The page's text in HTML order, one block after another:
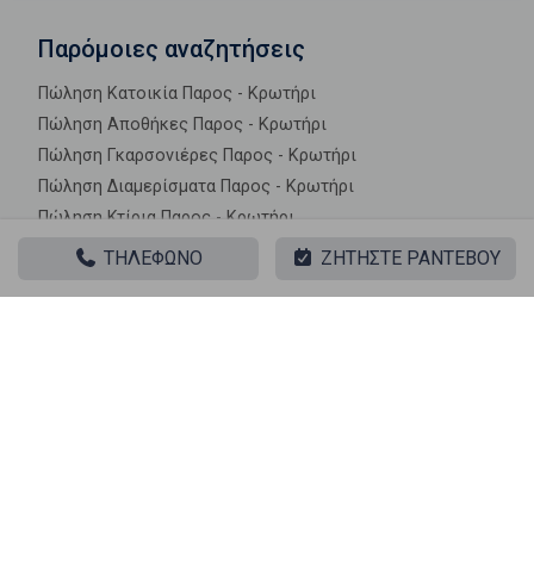
Παρόμοιες αναζητήσεις
Πώληση Κατοικία Παρος - Κρωτήρι
Πώληση Αποθήκες Παρος - Κρωτήρι
Πώληση Γκαρσονιέρες Παρος - Κρωτήρι
Πώληση Διαμερίσματα Παρος - Κρωτήρι
Πώληση Κτίρια Παρος - Κρωτήρι
Πώληση Μεζονέτες (ανεξάρτητη) Παρος - Κρωτήρι
ΤΗΛΕΦΩΝΟ ΖΗΤΗΣΤΕ ΡΑΝΤΕΒΟΥ